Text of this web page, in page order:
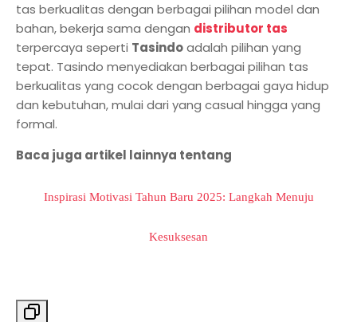
tas berkualitas dengan berbagai pilihan model dan
bahan, bekerja sama dengan distributor tas
terpercaya seperti Tasindoadalah pilihan yang
tepat. Tasindo menyediakan berbagai pilihan tas
berkualitas yang cocok dengan berbagai gaya hidup
dan kebutuhan, mulai dari yang casual hingga yang
formal.
Baca juga artikel lainnya tentang
Inspirasi Motivasi Tahun Baru 2025: Langkah Menuju
Kesuksesan